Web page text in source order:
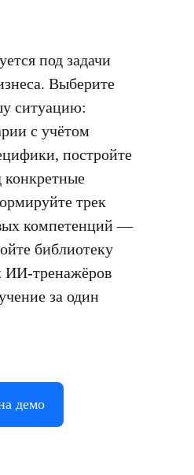
под задачи
Выберите
ситуацию:
с учётом
постройте
трек
компетенций —
библиотеку
ИИ-тренажёров
за один
демо